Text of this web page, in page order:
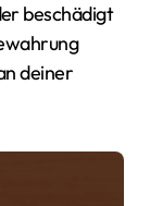
beschädigt
deiner